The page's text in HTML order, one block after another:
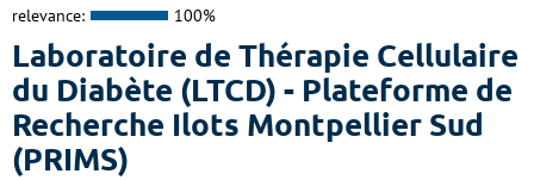
relevance: 100%
Laboratoire de Thérapie Cellulaire
du Diabète (LTCD) - Plateforme de
Recherche Ilots Montpellier Sud
(PRIMS)